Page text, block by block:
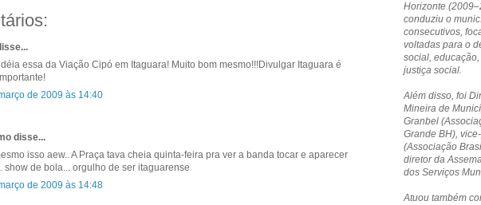
essa da Viação Cipó em Itaguara! Muito bom mesmo!!!Divulgar Itaguara é
de 2009 às 14:40
disse...
isso aew.. A Praça tava cheia quinta-feira pra ver a banda tocar e aparecer
show de bola... orgulho de ser itaguarense
de 2009 às 14:48
Horizonte
conduziu o
consecutivos,
voltadas para o
social,
justiça social.
Além disso, foi
Mineira de
Granbel
Grande BH),
(Associação
diretor da
dos Serviços
Atuou também